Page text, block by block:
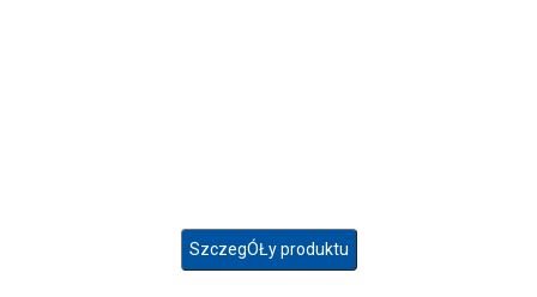
SzczegÓŁy produktu